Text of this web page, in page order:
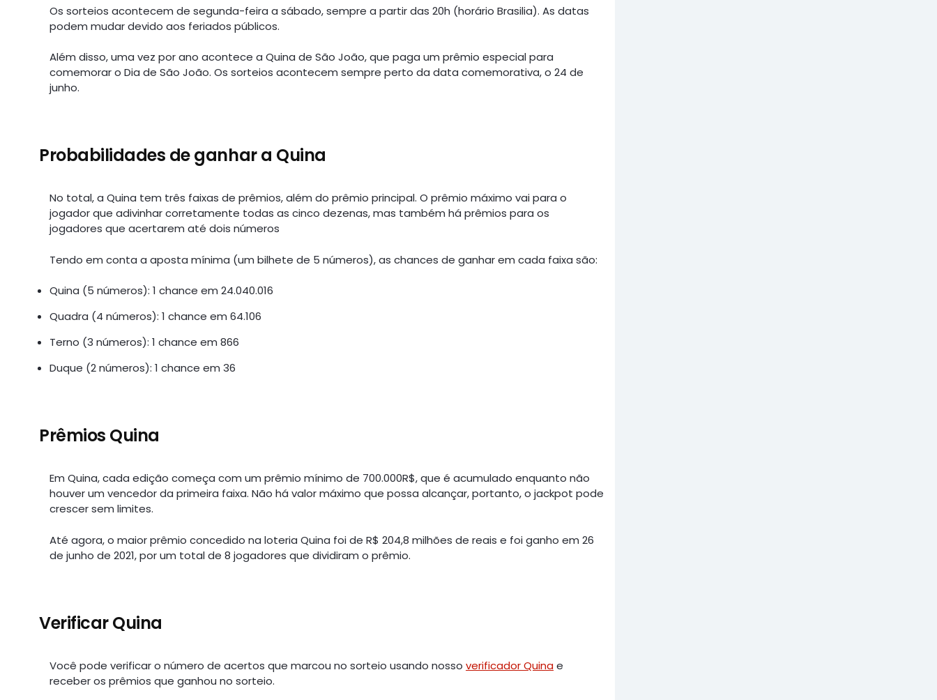
Os sorteios acontecem de segunda-feira a sábado, sempre a partir das 20h (horário Brasilia). As datas
podem mudar devido aos feriados públicos.
Além disso, uma vez por ano acontece a Quina de São João, que paga um prêmio especial para
comemorar o Dia de São João. Os sorteios acontecem sempre perto da data comemorativa, o 24 de
junho.
Probabilidades de ganhar a Quina
No total, a Quina tem três faixas de prêmios, além do prêmio principal. O prêmio máximo vai para o
jogador que adivinhar corretamente todas as cinco dezenas, mas também há prêmios para os
jogadores que acertarem até dois números
Tendo em conta a aposta mínima (um bilhete de 5 números), as chances de ganhar em cada faixa são:
Quina (5 números): 1 chance em 24.040.016
Quadra (4 números): 1 chance em 64.106
Terno (3 números): 1 chance em 866
Duque (2 números): 1 chance em 36
Prêmios Quina
Em Quina, cada edição começa com um prêmio mínimo de 700.000R$, que é acumulado enquanto não
houver um vencedor da primeira faixa. Não há valor máximo que possa alcançar, portanto, o jackpot pode
crescer sem limites.
Até agora, o maior prêmio concedido na loteria Quina foi de R$ 204,8 milhões de reais e foi ganho em 26
de junho de 2021, por um total de 8 jogadores que dividiram o prêmio.
Verificar Quina
Você pode verificar o número de acertos que marcou no sorteio usando nossoverificador Quinae
receber os prêmios que ganhou no sorteio.